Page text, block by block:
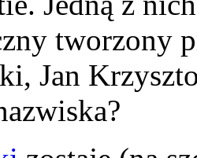
tworzony
Jan